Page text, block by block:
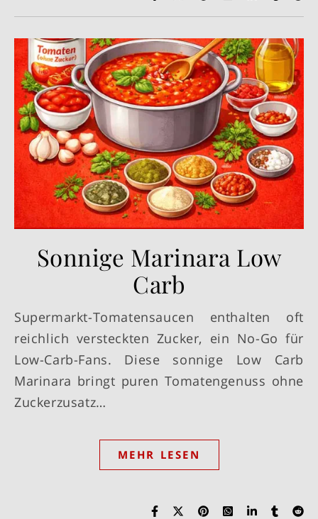
Sonnige Marinara Low
Carb
Supermarkt-Tomatensaucen enthalten oft
reichlich versteckten Zucker, ein No-Go für
Low-Carb-Fans. Diese sonnige Low Carb
Marinara bringt puren Tomatengenuss ohne
Zuckerzusatz…
MEHR LESEN